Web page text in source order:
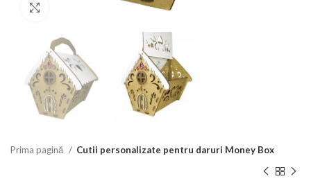
Prima pagină Cutii personalizate pentru daruri Money Box